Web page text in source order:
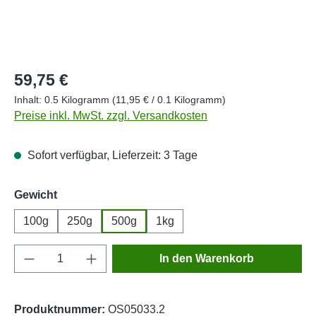
Regulärer Preis:
59,75 €
Inhalt: 0.5 Kilogramm (11,95 € / 0.1 Kilogramm)
Preise inkl. MwSt. zzgl. Versandkosten
Sofort verfügbar, Lieferzeit: 3 Tage
Gewichtauswählen
100g 250g 500g 1kg
Produkt Anzahl: Gib den gewünschten
In den Warenkorb
Produktnummer: OS05033.2